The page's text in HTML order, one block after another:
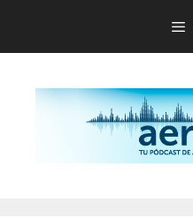
contenido